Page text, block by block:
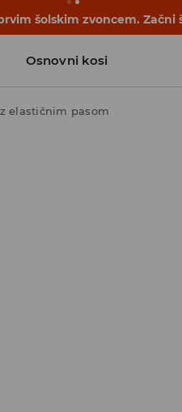
šolskim zvoncem.
Osnovni kosi
elastičnim pasom